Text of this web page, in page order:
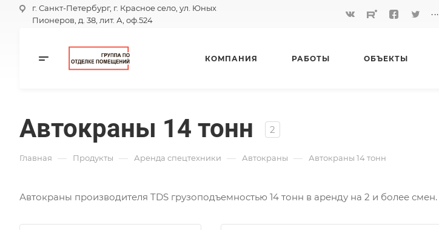
г. Санкт-Петербург, г. Красное село, ул. Юных
Пионеров, д. 38, лит. А, оф.524
...
КОМПАНИЯ РАБОТЫ ОБЪЕКТЫ
Автокраны 14 тонн 2
Главная — Продукты — Аренда спецтехники — Автокраны — Автокраны 14 тонн
Автокраны производителя TDS грузоподъемностью 14 тонн в аренду на 2 и более смен.